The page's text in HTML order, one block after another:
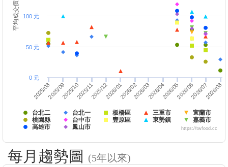
平均成交價
台北二 台北一 板橋區 三重市
宜蘭市
桃園縣
台中市 豐原區 東勢鎮
嘉義市
高雄市
鳳山市
2025/082025/092025/102025/112025/122026/012026/022026/032026/042026/052026/062026/072026/08
0 元
50 元
100 元
https://twfood.cc
每月趨勢圖 (5年以來)